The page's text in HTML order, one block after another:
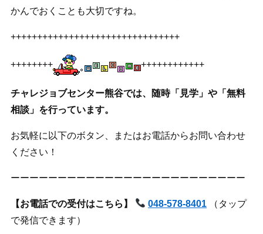
かんでおくことも大切ですね。
++++++++++++++++++++++++++++++++
++++++++ ++++++++++++
チャレジョブセンター熊谷では、随時「見学」や「無料
相談」を行っています。
お気軽に以下のボタン、またはお電話からお問い合わせ
ください！
ーーーーーーーーーーーーーーーーーーーーーーーーー
【お電話での受付はこちら】 048-578-8401 （タップ
で発信できます）